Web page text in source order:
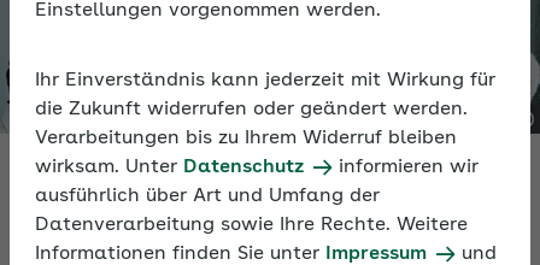
Einstellungen vorgenommen werden.
Ihr Einverständnis kann jederzeit mit Wirkung für
die Zukunft widerrufen oder geändert werden.
Verarbeitungen bis zu Ihrem Widerruf bleiben
wirksam. Unter Datenschutz
informieren wir
ausführlich über Art und Umfang der
Datenverarbeitung sowie Ihre Rechte. Weitere
Informationen finden Sie unter
Impressum
und
Video